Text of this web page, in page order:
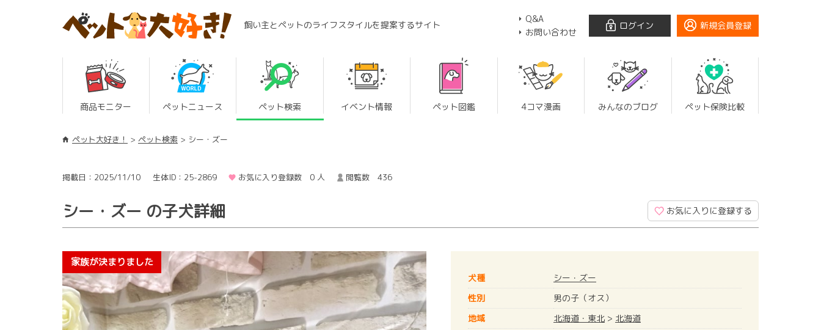
飼い主とペットのライフスタイルを提案するサイト
Q&A
お問い合わせ
ログイン 新規会員登録
商品モニター ペットニュース ペット検索 イベント情報 ペット図鑑 4コマ漫画 みんなのブログ ペット保険比較
ペット大好き！ ペット検索 シー・ズー
掲載日：2025/11/10 生体ID：25-2869 お気に入り登録数 0 人 閲覧数 436
シー・ズー の子犬詳細 お気に入りに登録する
犬種
シー・ズー
性別
男の子（オス）
地域
北海道・東北 > 北海道